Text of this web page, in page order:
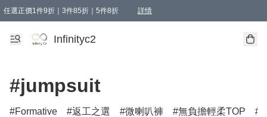
任選正價1件9折｜3件85折｜5件8折 詳情
精選商品，任選買1件或以上減HKD 20.00；買2件或以上減HKD 60.00；買3件
Infinityc2 wears 滿$800免運費
Bucks & Leather 滿$1000免運費
Infinityc2
#jumpsuit
Formative 返工之選 微喇叭褲 無負擔輕柔TOP